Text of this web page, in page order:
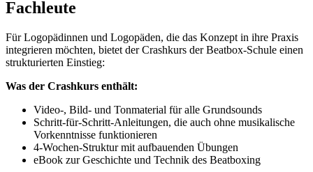
Fachleute
Für Logopädinnen und Logopäden, die das Konzept in ihre Praxis
integrieren möchten, bietet der Crashkurs der Beatbox-Schule einen
strukturierten Einstieg:
Was der Crashkurs enthält:
Video-, Bild- und Tonmaterial für alle Grundsounds
Schritt-für-Schritt-Anleitungen, die auch ohne musikalische
Vorkenntnisse funktionieren
4-Wochen-Struktur mit aufbauenden Übungen
eBook zur Geschichte und Technik des Beatboxing